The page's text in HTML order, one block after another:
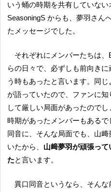
いう蛹の時期を共有していな
SeasoningS からも、夢羽さん
たメッセージでした。
それぞれにメンバーたちは、BEYOOOOONDS となってか
らの日々で、必ずしも前向き
う時もあったと言います。同
が語っていたので、ファンに
して厳しい局面があったので
時期があったメンバーもある
同音に、そんな局面でも、山
いたから、 山﨑夢羽が頑張っ
たと言います。
異口同音というなら、そんな前向きに笑顔で頑張る姿勢